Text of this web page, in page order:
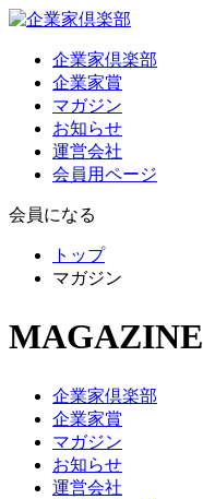
企業家倶楽部
企業家賞
マガジン
お知らせ
運営会社
会員用ページ
会員になる
トップ
マガジン
MAGAZINE
企業家倶楽部
企業家賞
マガジン
お知らせ
運営会社